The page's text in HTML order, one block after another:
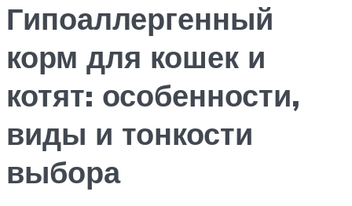
Гипоаллергенный
корм для кошек и
котят: особенности,
виды и тонкости
выбора